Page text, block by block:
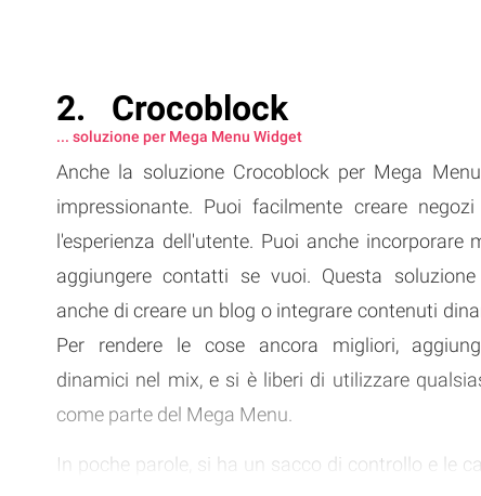
Crocoblock
... soluzione per Mega Menu Widget
Anche la soluzione Crocoblock per Mega
impressionante. Puoi facilmente creare
l'esperienza dell'utente. Puoi anche incorporare
aggiungere contatti se vuoi. Questa
anche di creare un blog o integrare contenuti
Per rendere le cose ancora migliori,
dinamici nel mix, e si è liberi di utilizzare
come parte del Mega Menu.
In poche parole, si ha un sacco di controllo e le